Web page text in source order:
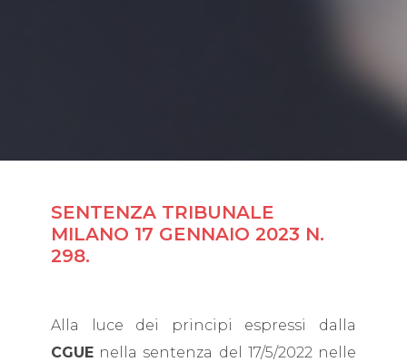
SENTENZA TRIBUNALE
MILANO 17 GENNAIO 2023 N.
298.
Alla luce dei principi espressi dalla
CGUE nella sentenza del 17/5/2022 nelle